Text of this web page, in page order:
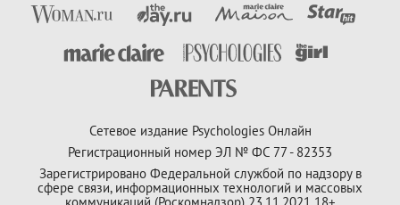
Сетевое издание Psychologies Онлайн
Регистрационный номер ЭЛ № ФС 77 - 82353
Зарегистрировано Федеральной службой по надзору в
сфере связи, информационных технологий и массовых
коммуникаций (Роскомнадзор) 23.11.2021 18+